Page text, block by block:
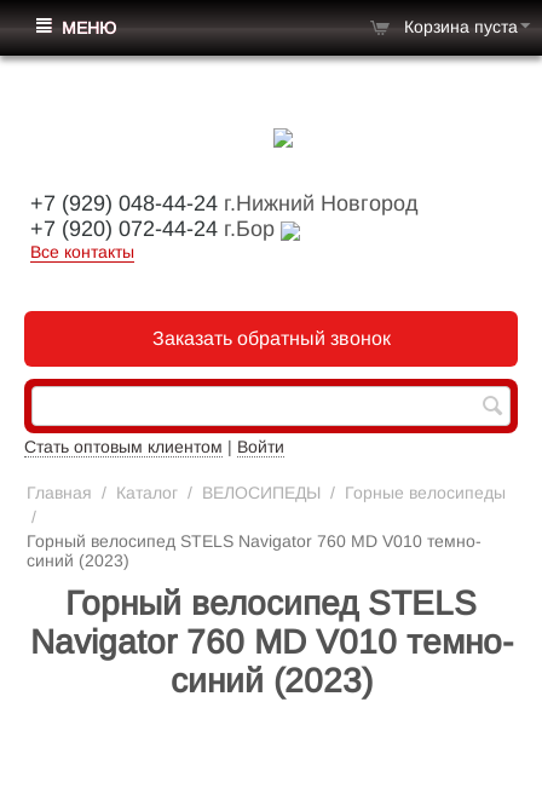
+7 (929) 048-44-24 г.Нижний Новгород
+7 (920) 072-44-24 г.Бор
Все контакты
Заказать обратный звонок
Стать оптовым клиентом | Войти
МЕНЮ Корзина пуста
Главная / Каталог / ВЕЛОСИПЕДЫ / Горные велосипеды
/
Горный велосипед STELS Navigator 760 MD V010 темно-
синий (2023)
Горный велосипед STELS
Navigator 760 MD V010 темно-
синий (2023)